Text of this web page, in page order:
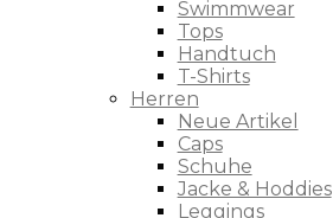
Swimmwear
Tops
Handtuch
T-Shirts
Herren
Neue Artikel
Caps
Schuhe
Jacke & Hoddies
Leggings